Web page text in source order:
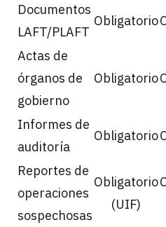
Documentos
LAFT/PLAFT
Obligatorio
Actas de
órganos de
gobierno
Obligatorio
Informes de
auditoría
Obligatorio
Reportes de
operaciones
sospechosas
Obligatorio
(UIF)